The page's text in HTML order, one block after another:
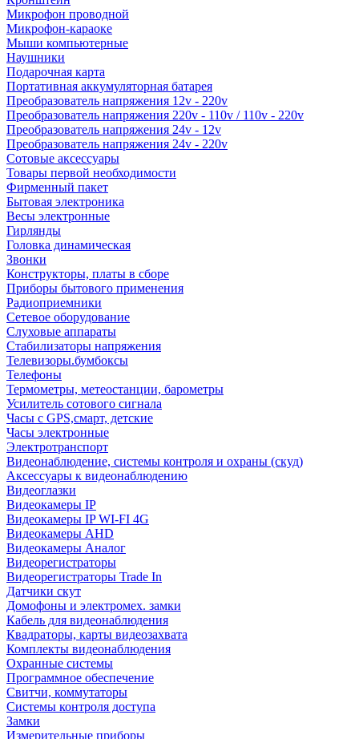
Микрофон проводной
Микрофон-караоке
Мыши компьютерные
Наушники
Подарочная карта
Портативная аккумуляторная батарея
Преобразователь напряжения 12v - 220v
Преобразователь напряжения 220v - 110v / 110v - 220v
Преобразователь напряжения 24v - 12v
Преобразователь напряжения 24v - 220v
Сотовые аксессуары
Товары первой необходимости
Фирменный пакет
Бытовая электроника
Весы электронные
Гирлянды
Головка динамическая
Звонки
Конструкторы, платы в сборе
Приборы бытового применения
Радиоприемники
Сетевое оборудование
Слуховые аппараты
Стабилизаторы напряжения
Телевизоры.бумбоксы
Телефоны
Термометры, метеостанции, барометры
Усилитель сотового сигнала
Часы с GPS,смарт, детские
Часы электронные
Электротранспорт
Видеонаблюдение, системы контроля и охраны (скуд)
Аксессуары к видеонаблюдению
Видеоглазки
Видеокамеры IP
Видеокамеры IP WI-FI 4G
Видеокамеры AHD
Видеокамеры Аналог
Видеорегистраторы
Видеорегистраторы Trade In
Датчики скут
Домофоны и электромех. замки
Кабель для видеонаблюдения
Квадраторы, карты видеозахвата
Комплекты видеонаблюдения
Охранные системы
Программное обеспечение
Свитчи, коммутаторы
Системы контроля доступа
Замки
Измерительные приборы